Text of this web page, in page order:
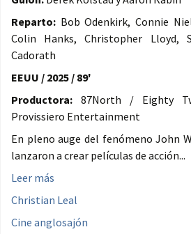
Reparto: Bob Odenkirk, Connie
Colin Hanks, Christopher Lloyd,
Cadorath
EEUU / 2025 / 89'
Productora: 87North / Eighty
Provissiero Entertainment
En pleno auge del fenómeno John
lanzaron a crear películas de acción...
Leer más
Christian Leal
Cine anglosajón